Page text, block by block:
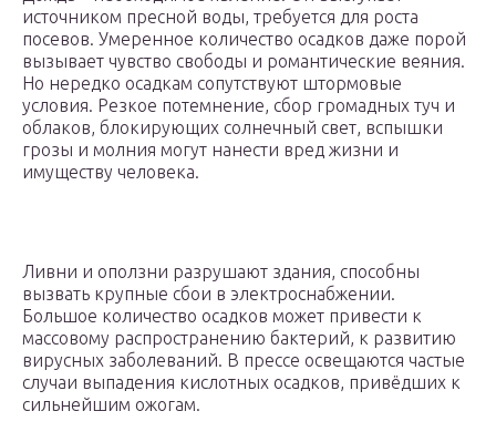
источником пресной воды, требуется для роста
посевов. Умеренное количество осадков даже порой
вызывает чувство свободы и романтические веяния.
Но нередко осадкам сопутствуют штормовые
условия. Резкое потемнение, сбор громадных туч и
облаков, блокирующих солнечный свет, вспышки
грозы и молния могут нанести вред жизни и
имуществу человека.
Ливни и оползни разрушают здания, способны
вызвать крупные сбои в электроснабжении.
Большое количество осадков может привести к
массовому распространению бактерий, к развитию
вирусных заболеваний. В прессе освещаются частые
случаи выпадения кислотных осадков, привёдших к
сильнейшим ожогам.